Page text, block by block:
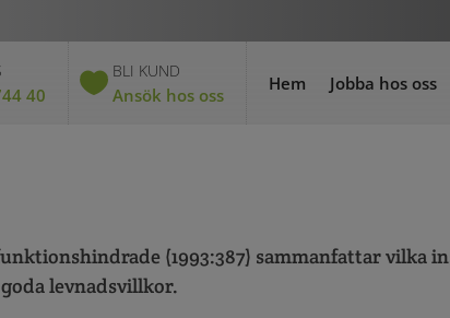
40
BLI KUND
Ansök hos oss
Hem Jobba hos oss
(1993:387) sammanfattar vilka
levnadsvillkor.